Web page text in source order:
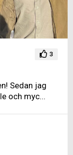
3
Sedan jag
och myc...